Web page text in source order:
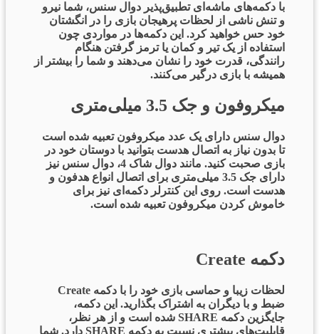
با دکمه‌های ماشه‌ای تطبیق‌پذیر دوال سنس، شما نیرو
و تنش ناشی از لحظات پرهیجان بازی را در انگشتان
خود حس خواهید کرد. این دکمه‌ها در مواردی چون
استفاده از یک تیر و کمان یا ترمز گرفتن هنگام
رانندگی، قدرت خود را نشان می‌دهند و شما را بیشتر از
همیشه با بازی درگیر می‌کنند.
میکروفون و جک 3.5 میلی‌متری
دوال سنس دارای یک عدد میکروفون تعبیه شده است
تا بدون نیاز به اتصال هدست بتوانید با دوستان خود در
بازی صحبت کنید. مانند دوال شاک 4، دوال سنس نیز
دارای جک 3.5 میلی‌متری برای اتصال انواع هدفون و
هدست است. روی این کنترلر دکمه‌ای نیز برای
خاموش کردن میکروفون تعبیه شده است.
دکمه Create
لحظات زیبا و حماسی بازی خود را با دکمه Create
ضبط و با دیگران به اشتراک بگذارید. این دکمه،
جایگزین دکمه SHARE شده است و از هر نظر،
قابلیت‌های بیشتری نسبت به دکمه SHARE دارد. شما